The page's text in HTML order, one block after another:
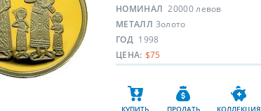
НОМИНАЛ 20000 левов
МЕТАЛЛ Золото
ГОД 1998
ЦЕНА: $75
КУПИТЬ ПРОДАТЬ КОЛЛЕКЦИЯ